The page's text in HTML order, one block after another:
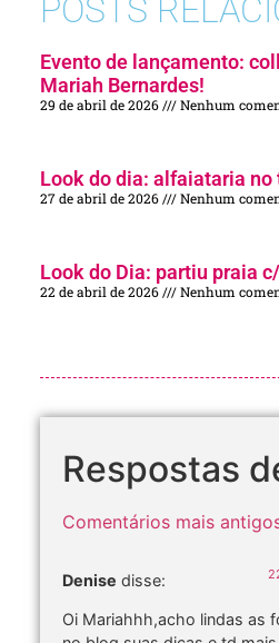
POSTS
Evento de lançamento:
Mariah Bernardes!
29 de abril de 2026 Nenhum
Look do dia: alfaiataria no
27 de abril de 2026 Nenhum
Look do Dia: partiu praia
22 de abril de 2026 Nenhum
Respostas
Comentários mais
Denise disse:
Oi Mariahhh,acho lindas as